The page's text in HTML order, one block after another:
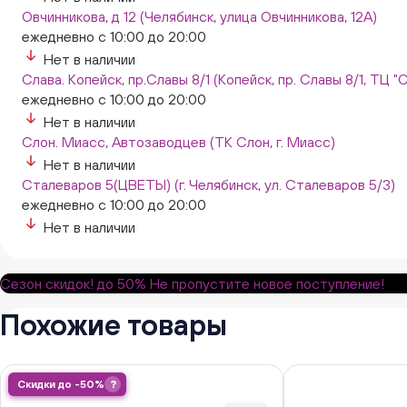
Овчинникова, д 12 (Челябинск, улица Овчинникова, 12А)
ежедневно с 10:00 до 20:00
Нет в наличии
Слава. Копейск, пр.Славы 8/1 (Копейск, пр. Славы 8/1, ТЦ
ежедневно с 10:00 до 20:00
Нет в наличии
Слон. Миасс, Автозаводцев (ТК Слон, г. Миасс)
Нет в наличии
Сталеваров 5(ЦВЕТЫ) (г. Челябинск, ул. Сталеваров 5/3)
ежедневно с 10:00 до 20:00
Нет в наличии
Сезон скидок! до 50% Не пропустите новое поступление!
Похожие товары
Скидки до -50% ?